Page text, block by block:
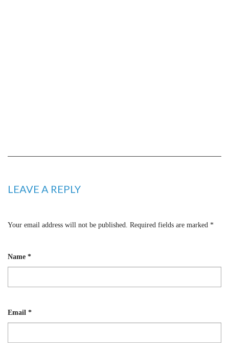
LEAVE A REPLY
Your email address will not be published. Required fields are marked *
Name *
Email *